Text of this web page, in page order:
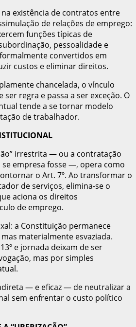
existência de contratos entre
de relações de emprego:
funções típicas de
pessoalidade e
convertidos em
custos e eliminar direitos.
chancelada, o vínculo
ser regra e passa a ser exceção. O
tende a se tornar modelo
de trabalhador.
irrestrita — ou a contratação
empresa fosse —, opera como
o Art. 7º. Ao transformar o
de serviços, elimina-se o
aciona os direitos
de emprego.
a Constituição permanece
materialmente esvaziada.
e jornada deixam de ser
mas por simples
— e eficaz — de neutralizar a
sem enfrentar o custo político